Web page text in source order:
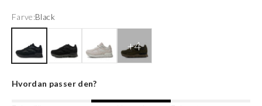
Farve:Black
Hvordan passer den?